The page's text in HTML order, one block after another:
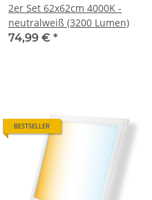
2er Set 62x62cm 4000K -
neutralweiß (3200 Lumen)
74,99 € *
BESTSELLER